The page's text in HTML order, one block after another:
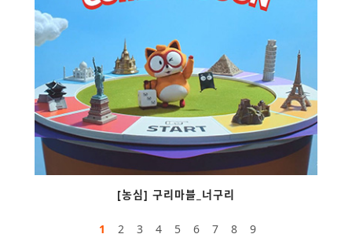
[농심] 구리마블_너구리
1 2 3 4 5 6 7 8 9